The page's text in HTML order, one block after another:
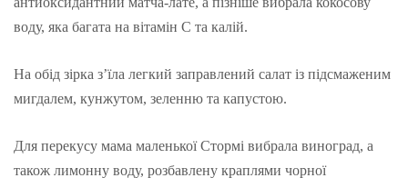
воду, яка багата на вітамін С та калій.
На обід зірка з’їла легкий заправлений салат із підсмаженим
мигдалем, кунжутом, зеленню та капустою.
Для перекусу мама маленької Стормі вибрала виноград, а
також лимонну воду, розбавлену краплями чорної